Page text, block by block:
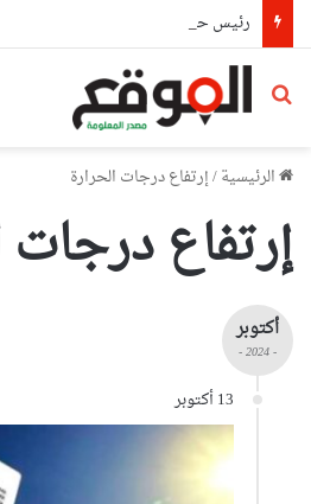
بحث عن
الرئيسية/إرتفاع درجات الحرارة
إرتفاع درجات
أكتوبر
- 2024 -
13 أكتوبر